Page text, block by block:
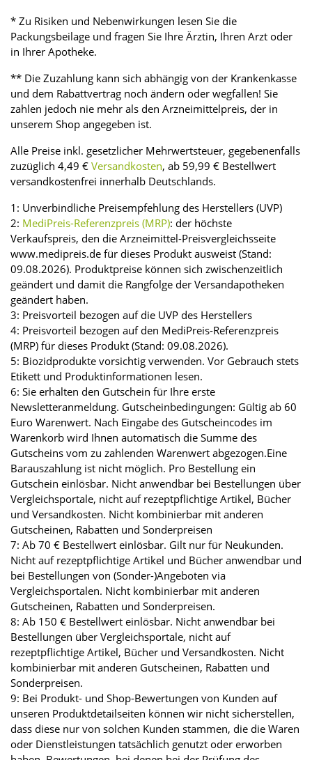
* Zu Risiken und Nebenwirkungen lesen Sie die
Packungsbeilage und fragen Sie Ihre Ärztin, Ihren Arzt oder
in Ihrer Apotheke.
** Die Zuzahlung kann sich abhängig von der Krankenkasse
und dem Rabattvertrag noch ändern oder wegfallen! Sie
zahlen jedoch nie mehr als den Arzneimittelpreis, der in
unserem Shop angegeben ist.
Alle Preise inkl. gesetzlicher Mehrwertsteuer, gegebenenfalls
zuzüglich 4,49 € Versandkosten, ab 59,99 € Bestellwert
versandkostenfrei innerhalb Deutschlands.
1: Unverbindliche Preisempfehlung des Herstellers (UVP)
2: MediPreis-Referenzpreis (MRP): der höchste
Verkaufspreis, den die Arzneimittel-Preisvergleichsseite
www.medipreis.de für dieses Produkt ausweist (Stand:
09.08.2026). Produktpreise können sich zwischenzeitlich
geändert und damit die Rangfolge der Versandapotheken
geändert haben.
3: Preisvorteil bezogen auf die UVP des Herstellers
4: Preisvorteil bezogen auf den MediPreis-Referenzpreis
(MRP) für dieses Produkt (Stand: 09.08.2026).
5: Biozidprodukte vorsichtig verwenden. Vor Gebrauch stets
Etikett und Produktinformationen lesen.
6: Sie erhalten den Gutschein für Ihre erste
Newsletteranmeldung. Gutscheinbedingungen: Gültig ab 60
Euro Warenwert. Nach Eingabe des Gutscheincodes im
Warenkorb wird Ihnen automatisch die Summe des
Gutscheins vom zu zahlenden Warenwert abgezogen.Eine
Barauszahlung ist nicht möglich. Pro Bestellung ein
Gutschein einlösbar. Nicht anwendbar bei Bestellungen über
Vergleichsportale, nicht auf rezeptpflichtige Artikel, Bücher
und Versandkosten. Nicht kombinierbar mit anderen
Gutscheinen, Rabatten und Sonderpreisen
7: Ab 70 € Bestellwert einlösbar. Gilt nur für Neukunden.
Nicht auf rezeptpflichtige Artikel und Bücher anwendbar und
bei Bestellungen von (Sonder-)Angeboten via
Vergleichsportalen. Nicht kombinierbar mit anderen
Gutscheinen, Rabatten und Sonderpreisen.
8: Ab 150 € Bestellwert einlösbar. Nicht anwendbar bei
Bestellungen über Vergleichsportale, nicht auf
rezeptpflichtige Artikel, Bücher und Versandkosten. Nicht
kombinierbar mit anderen Gutscheinen, Rabatten und
Sonderpreisen.
9: Bei Produkt- und Shop-Bewertungen von Kunden auf
unseren Produktdetailseiten können wir nicht sicherstellen,
dass diese nur von solchen Kunden stammen, die die Waren
oder Dienstleistungen tatsächlich genutzt oder erworben